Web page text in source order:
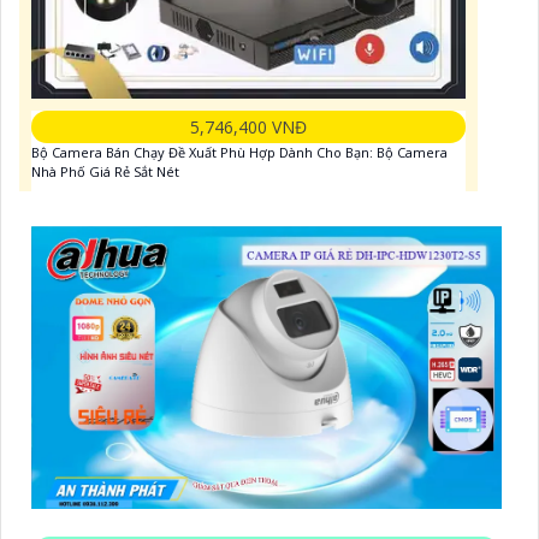
5,746,400 VNĐ
Bộ Camera Bán Chạy Đề Xuất Phù Hợp Dành Cho Bạn: Bộ Camera
Nhà Phố Giá Rẻ Sắt Nét
Bộ Camera Gia Đình Thu âm
Bộ Camera Ghi âm Giá Rẻ
Bộ Camera Quán Cà Phê Độ Phân Giải Cao
Lắp Đặt Camera Trường Học Full Color Giá Rẻ
Bộ Camera Chống Trộm Gia Đình Chuyên Dụng
Thiết kế trọn bộ trọn bộ camera Wifi công trình
xoay 360 chống trộm KBvision là sự lựa chọn